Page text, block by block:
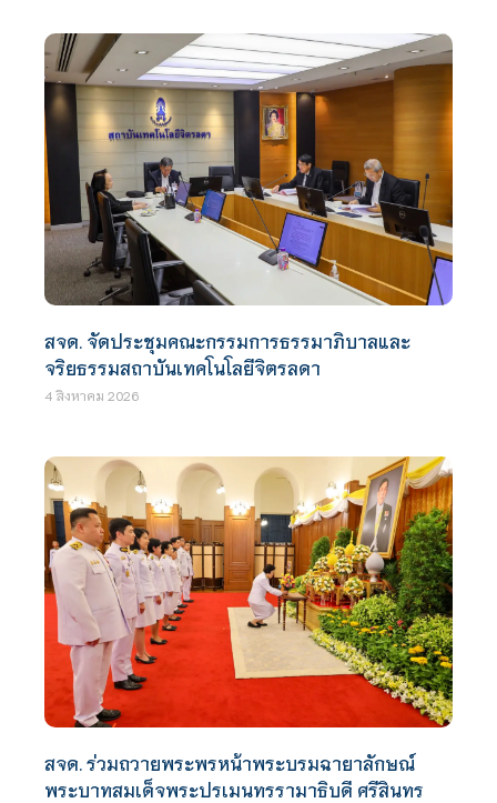
สจด. จัดประชุมคณะกรรมการธรรมาภิบาลและ
จริยธรรมสถาบันเทคโนโลยีจิตรลดา
4 สิงหาคม 2026
สจด. ร่วมถวายพระพรหน้าพระบรมฉายาลักษณ์
พระบาทสมเด็จพระปรเมนทรรามาธิบดี ศรีสินทร